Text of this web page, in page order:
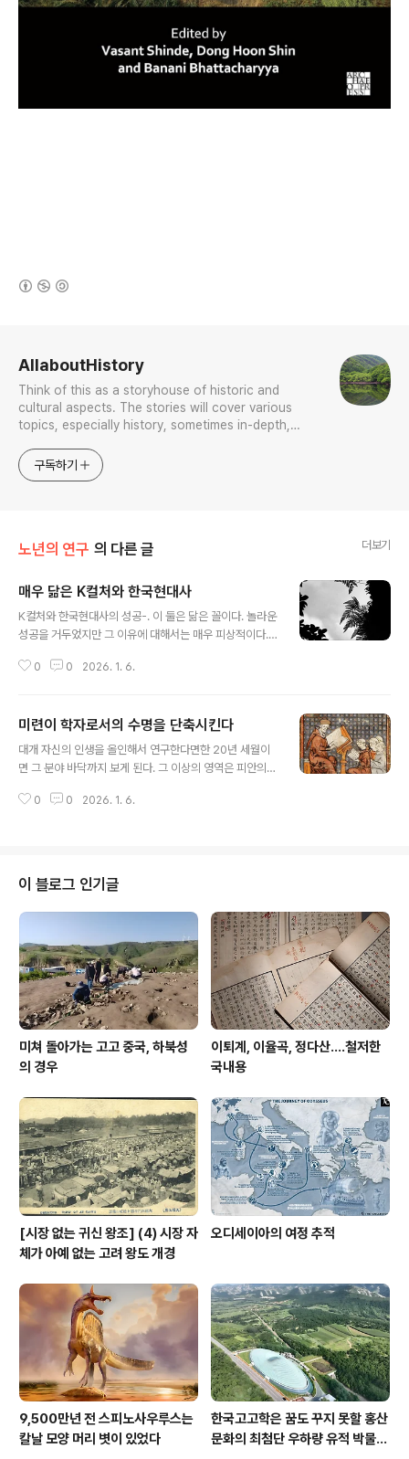
AllaboutHistory
Think of this as a storyhouse of historic and
cultural aspects. The stories will cover various
topics, especially history, sometimes in-depth,
approach will be to resist any common sense or
generalized viewpoint
구독하기
노년의 연구 의 다른 글 더보기
매우 닮은 K컬처와 한국현대사
K컬처와 한국현대사의 성공-. 이 둘은 닮은 꼴이다. 놀라운
성공을 거두었지만 그 이유에 대해서는 매우 피상적이다.
도외이던 한국문화와 경제가 갑자기 성장하여 성공했는지
있다는 이야기와 같다. 그 이유를 한국인과 한국문화의 우
수성에서 찾는 것은지난 세기 일본에서 하던 방식과 똑같
은 짓을 반복하는 것인데, 그 결과는 지금 일본을 보면 안
0 0 2026. 1. 6.
미련이 학자로서의 수명을 단축시킨다
대개 자신의 인생을 올인해서 연구한다면한 20년 세월이
면 그 분야 바닥까지 보게 된다. 그 이상의 영역은 피안의
돈, 노력을 쏟아부어야 다른 세대에 그 분야 성과물이 나온
뭐 하나 더 하는 것을 못봤다. 결국 60 이후에도 뭔가 더 작
업을 해보고 싶다면 그 이전과는 다른 구조물을 짓기 시작
해야 한다는 뜻으로 60 즈음에 이전 작업에 대한 미련을
끊고 익숙하지 않은 것에 대한 항해를 시작해야 한다는 말
이기도 하다. 20년-25년을 그 주제에 쏟아 부었는데 아직
도 더 할 게 남았다?..
0 0 2026. 1. 6.
이 블로그 인기글
미쳐 돌아가는 고고 중국, 하북성
의 경우
이퇴계, 이율곡, 정다산....철저한
국내용
[시장 없는 귀신 왕조] (4) 시장 자
체가 아예 없는 고려 왕도 개경
오디세이아의 여정 추적
9,500만년 전 스피노사우루스는
칼날 모양 머리 볏이 있었다
한국고고학은 꿈도 꾸지 못할 홍산
문화의 최첨단 우하량 유적 박물관